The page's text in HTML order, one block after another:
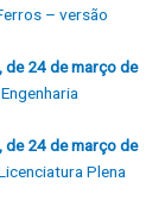
– versão
de 24 de março de
de 24 de março de
Plena